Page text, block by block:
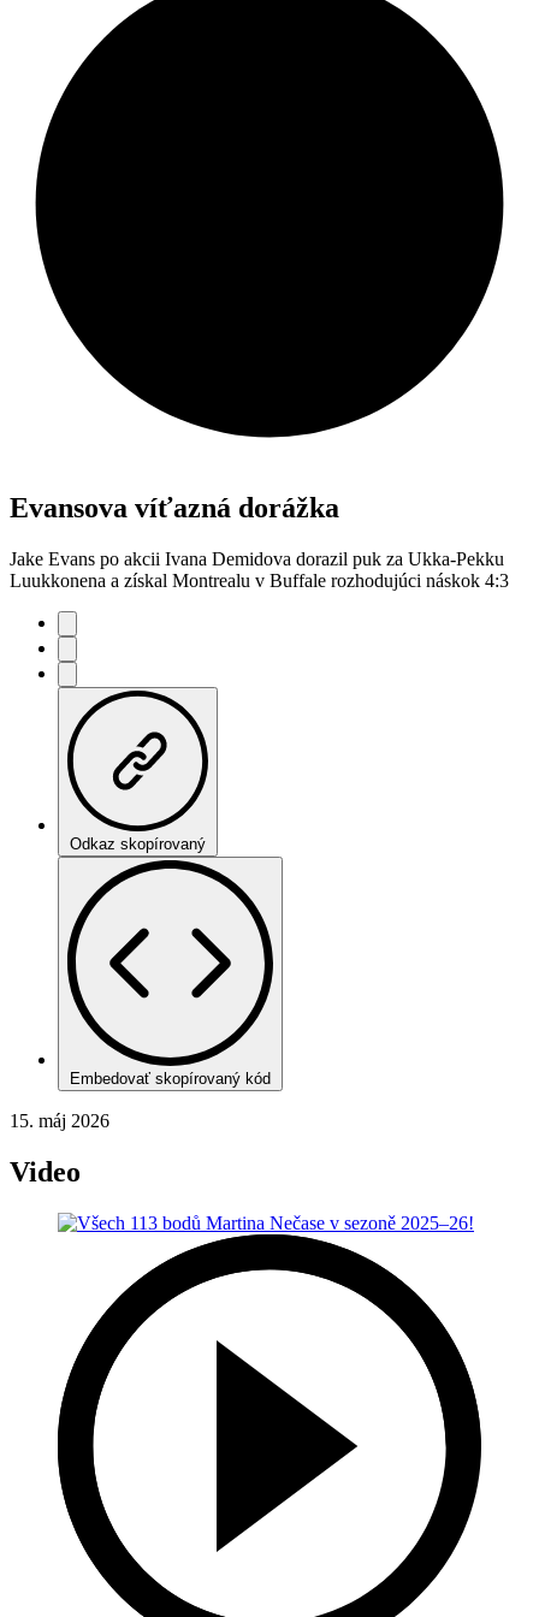
Evansova víťazná dorážka
Jake Evans po akcii Ivana Demidova dorazil puk za Ukka-Pekku
Luukkonena a získal Montrealu v Buffale rozhodujúci náskok 4:3
Odkaz skopírovaný
Embedovať skopírovaný kód
15. máj 2026
Video